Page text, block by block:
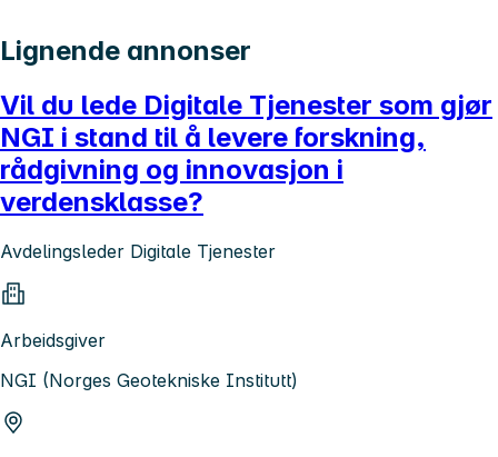
Lignende annonser
Vil du lede Digitale Tjenester som gjør
NGI i stand til å levere forskning,
rådgivning og innovasjon i
verdensklasse?
Avdelingsleder Digitale Tjenester
Arbeidsgiver
NGI (Norges Geotekniske Institutt)